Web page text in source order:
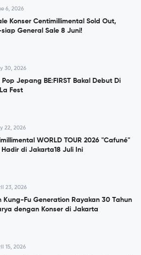
6, 2026
Konser Centimillimental Sold Out,
General Sale 8 Juni!
30, 2026
Jepang BE:FIRST Bakal Debut Di
Fest
22, 2026
WORLD TOUR 2026 "Cafuné"
Hadir di Jakarta18 Juli Ini
23, 2026
Kung-Fu Generation Rayakan 30 Tahun
dengan Konser di Jakarta
15, 2026